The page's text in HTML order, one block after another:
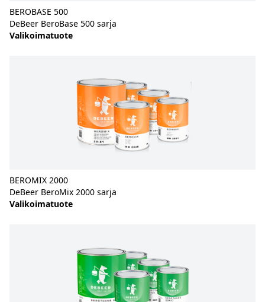
BEROBASE 500
DeBeer BeroBase 500 sarja
Valikoimatuote
BEROMIX 2000
DeBeer BeroMix 2000 sarja
Valikoimatuote